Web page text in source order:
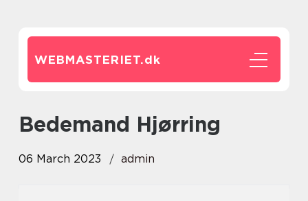
WEBMASTERIET.dk
bedemand Hjørring
06 March 2023 admin